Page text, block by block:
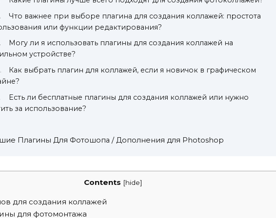
Что важнее при выборе плагина для создания коллажей: простота
или функции редактирования?
Могу ли я использовать плагины для создания коллажей на
устройстве?
Как выбрать плагин для коллажей, если я новичок в графическом
Есть ли бесплатные плагины для создания коллажей или нужно
за использование?
Плагины Для Фотошопа / Дополнения для Photoshop
Contents [hide]
для создания коллажей
для фотомонтажа